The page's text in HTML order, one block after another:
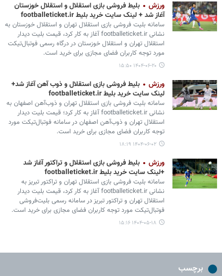
ورزش
بلیط فروشی بازی استقلال و استقلال خوزستان
آغاز شد + لینک سایت خرید بلیط footballeticket.ir
سامانه بلیت فروشی بازی استقلال تهران و استقلال خوزستان به
نشانی footballeticket.ir آغاز به کار کرد، قیمت بلیت دیدار
استقلال تهران و استقلال خوزستان در درگاه رسمی فوتبال‌تیکت
مورد توجه کاربران فضای مجازی برای خرید است.
۱۴۰۴-۰۶-۲۰ ۱۵:۵۰
ورزش
بلیط فروشی بازی استقلال و ذوب آهن آغاز شد+
لینک سایت خرید بلیط footballeticket.ir
سامانه بلیت فروشی بازی استقلال تهران و ذوب‌آهن اصفهان به
نشانی footballeticket.ir آغاز به کار کرد؛ قیمت بلیت دیدار
استقلال تهران و ذوب‌آهن اصفهان در سامانه فوتبال‌تیکت مورد
توجه کاربران فضای مجازی برای خرید است.
۱۴۰۴-۰۶-۰۲ ۱۸:۱۹
ورزش
بلیط فروشی بازی استقلال و تراکتور آغاز شد
+لینک سایت خرید بلیط footballeticket.ir
سامانه بلیت فروشی بازی استقلال تهران و تراکتور تبریز به
نشانی footballeticket.ir آغاز به کار کرد، قیمت بلیت دیدار
استقلال تهران و تراکتور تبریز در سامانه رسمی بلیت‌فروشی
فوتبال‌تیکت مورد توجه کاربران فضای مجازی برای خرید است.
۱۴۰۴-۰۵-۱۸ ۱۵:۱۶
برچسب